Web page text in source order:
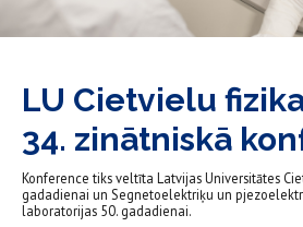
LU Cietvielu
34. zinātniskā
Konference tiks veltīta Latvijas Universitātes
gadadienai un Segnetoelektriķu un
laboratorijas 50. gadadienai.